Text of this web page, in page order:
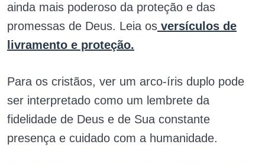
ainda mais poderoso da proteção e das
promessas de Deus. Leia os versículos de
livramento e proteção.
Para os cristãos, ver um arco-íris duplo pode
ser interpretado como um lembrete da
fidelidade de Deus e de Sua constante
presença e cuidado com a humanidade.